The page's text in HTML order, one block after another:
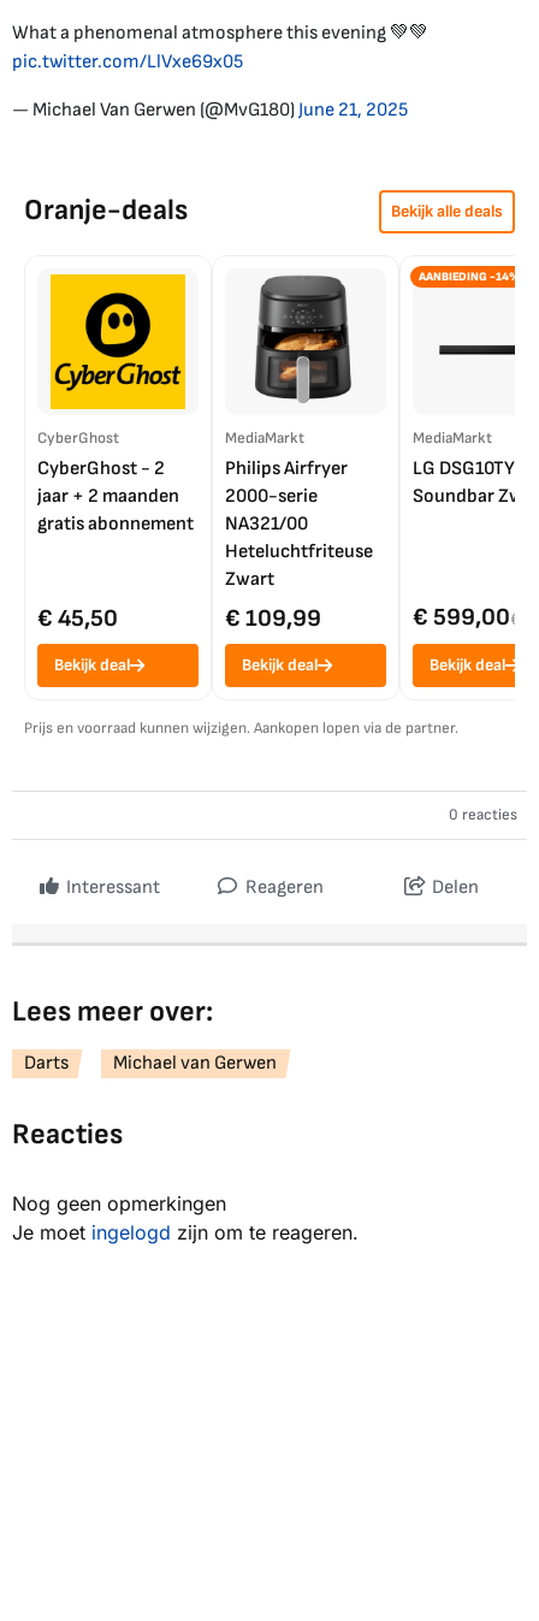
What a phenomenal atmosphere this evening 💚💚
pic.twitter.com/LlVxe69x05
— Michael Van Gerwen (@MvG180)June 21, 2025
Oranje-deals Bekijk alle deals
CyberGhost
CyberGhost - 2
jaar + 2 maanden
gratis abonnement
€ 45,50
Bekijk deal
MediaMarkt
Philips Airfryer
2000-serie
NA321/00
Heteluchtfriteuse
Zwart
€ 109,99
Bekijk deal
AANBIEDING -14%
MediaMarkt
LG DSG10TY
Soundbar
€ 599,00€
Bekijk deal
Prijs en voorraad kunnen wijzigen. Aankopen lopen via de partner.
0 reacties
Interessant Reageren Delen
Lees meer over:
Darts Michael van Gerwen
Reacties
Nog geen opmerkingen
Je moet ingelogd zijn om te reageren.